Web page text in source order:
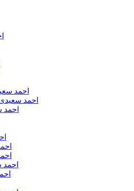
احمد
احمد
احمد